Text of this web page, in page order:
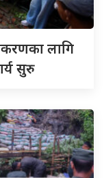
लागि
सुरु